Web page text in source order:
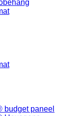
budget paneel